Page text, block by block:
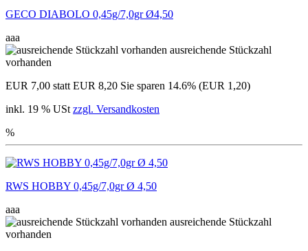
GECO DIABOLO 0,45g/7,0gr Ø4,50
aaa
ausreichende Stückzahl
vorhanden
EUR 7,00 statt EUR 8,20 Sie sparen 14.6% (EUR 1,20)
inkl. 19 % USt zzgl. Versandkosten
%
RWS HOBBY 0,45g/7,0gr Ø 4,50
aaa
ausreichende Stückzahl
vorhanden